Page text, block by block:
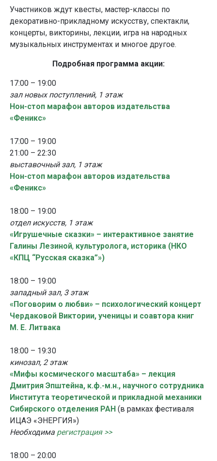
Участников ждут квесты, мастер-классы по
декоративно-прикладному искусству, спектакли,
концерты, викторины, лекции, игра на народных
музыкальных инструментах и многое другое.
Подробная программа акции:
17:00 – 19:00
зал новых поступлений, 1 этаж
Нон-стоп марафон авторов издательства
«Феникс»
17:00 – 19:00
21:00 – 22:30
выставочный зал, 1 этаж
Нон-стоп марафон авторов издательства
«Феникс»
18:00 – 19:00
отдел искусств, 1 этаж
«Игрушечные сказки» – интерактивное занятие
Галины Лезиной, культуролога, историка (НКО
«КПЦ “Русская сказка”»)
18:00 – 19:00
западный зал, 3 этаж
«Поговорим о любви» – психологический концерт
Чердаковой Виктории, ученицы и соавтора книг
М. Е. Литвака
18:00 – 19:30
кинозал, 2 этаж
«Мифы космического масштаба» – лекция
Дмитрия Эпштейна, к.ф.-м.н., научного сотрудника
Института теоретической и прикладной механики
Сибирского отделения РАН (в рамках фестиваля
ИЦАЭ «ЭНЕРГИЯ»)
Необходима регистрация >>
18:00 – 20:00